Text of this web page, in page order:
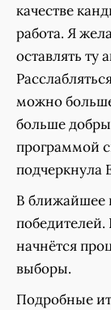
качестве
работа. Я
оставлять ту
можно
больше
программой
подчеркнула
В ближайшее
начнётся
выборы.
Подробные